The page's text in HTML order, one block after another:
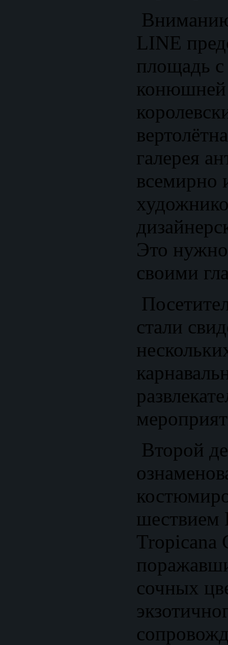
LINE
площадь
конюшней
галерея
всемирно
Это
своими
стали
Второй
шествием
Tropicana
сочных